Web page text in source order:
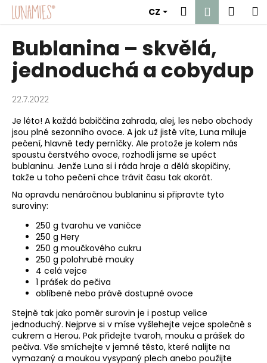
Přejít
obsah
CZ Hledat
Bublanina – skvělá,
jednoduchá a cobydup
22.7.2022
Je léto! A každá babiččina zahrada, alej, les nebo obchody
jsou plné sezonního ovoce. A jak už jistě víte, Luna miluje
pečení, hlavně tedy perníčky. Ale protože je kolem nás
spoustu čerstvého ovoce, rozhodli jsme se upéct
bublaninu. Jenže Luna si i ráda hraje a dělá skopičiny,
takže u toho pečení chce trávit času tak akorát.
Na opravdu nenáročnou bublaninu si připravte tyto
suroviny:
250 g tvarohu ve vaničce
250 g Hery
250 g moučkového cukru
250 g polohrubé mouky
4 celá vejce
1 prášek do pečiva
oblíbené nebo právě dostupné ovoce
Stejně tak jako poměr surovin je i postup velice
jednoduchý. Nejprve si v míse vyšlehejte vejce společně s
cukrem a Herou. Pak přidejte tvaroh, mouku a prášek do
pečiva. Vše smíchejte v jemné těsto, které nalijte na
vymazaný a moukou vysypaný plech anebo použijte
o
C
o
p
t
ř
e
b
u
j
í
t
?